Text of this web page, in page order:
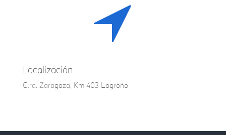
Localización
Ctra. Zaragoza, Km 403 Logroño